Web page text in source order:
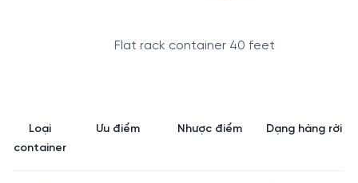
Flat rack container 40 feet
Loại
container
Ưu điểm Nhược điểm Dạng hàng rời